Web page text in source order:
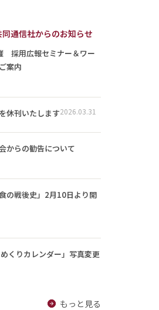
通信社からのお知らせ
採用広報セミナー＆ワー
案内
休刊いたします2026.03.31
からの勧告について
の戦後史」2月10日より開
めくりカレンダー」写真変更
もっと見る